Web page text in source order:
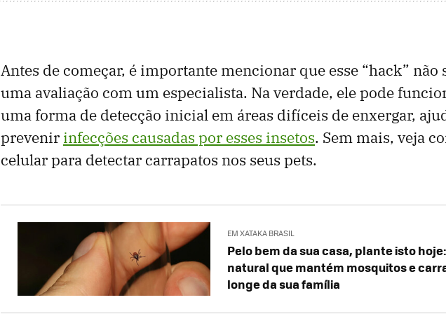
Antes de começar, é importante mencionar que esse “hack”
uma avaliação com um especialista. Na verdade, ele pode
uma forma de detecção inicial em áreas difíceis de enxergar,
prevenir infecções causadas por esses insetos. Sem mais, veja
celular para detectar carrapatos nos seus pets.
EM XATAKA BRASIL
Pelo bem da sua casa, plante isto
natural que mantém mosquitos e
longe da sua família